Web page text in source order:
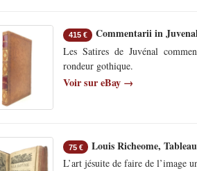
415 € Commentarii in
Les Satires de Juvénal
rondeur gothique.
Voir sur eBay →
75 € Louis Richeome,
L’art jésuite de faire de l’image